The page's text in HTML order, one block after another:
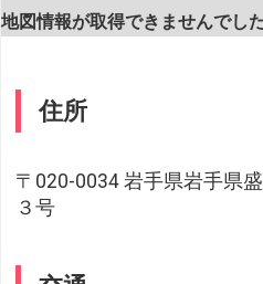
地図情報が取得できませんでした
住所
〒020-0034 岩手県岩手県
３号